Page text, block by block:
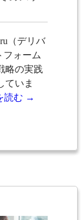
（デリバ
フォーム
略の実践
ていま
読む →